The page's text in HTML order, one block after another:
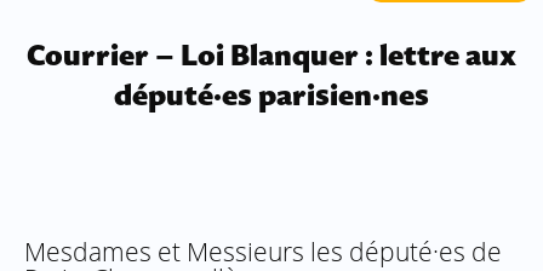
Courrier – Loi Blanquer : lettre aux
député·es parisien·nes
Mesdames et Messieurs les député·es de